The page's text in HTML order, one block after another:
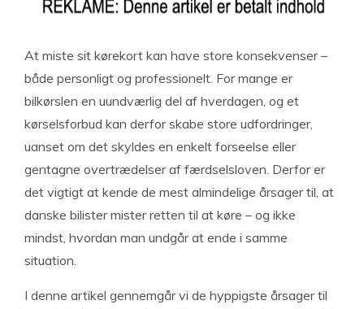
At miste sit kørekort kan have store konsekvenser –
både personligt og professionelt. For mange er
bilkørslen en uundværlig del af hverdagen, og et
kørselsforbud kan derfor skabe store udfordringer,
uanset om det skyldes en enkelt forseelse eller
gentagne overtrædelser af færdselsloven. Derfor er
det vigtigt at kende de mest almindelige årsager til, at
danske bilister mister retten til at køre – og ikke
mindst, hvordan man undgår at ende i samme
situation.
I denne artikel gennemgår vi de hyppigste årsager til